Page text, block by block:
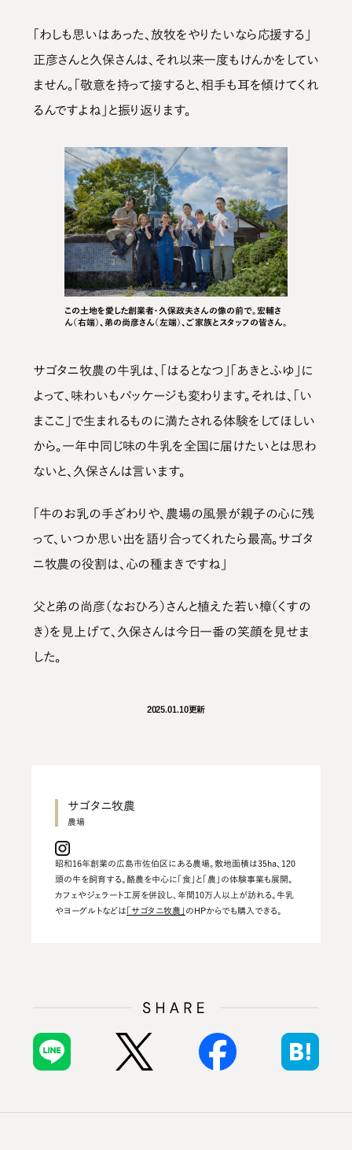
「わしも思いはあった、放牧をやりたいなら応援する」
正彦さんと久保さんは、それ以来一度もけんかをしてい
ません。「敬意を持って接すると、相手も耳を傾けてくれ
るんですよね」と振り返ります。
この土地を愛した創業者・久保政夫さんの像の前で。宏輔さ
ん（右端）、弟の尚彦さん（左端）、ご家族とスタッフの皆さん。
サゴタニ牧農の牛乳は、「はるとなつ」「あきとふゆ」に
よって、味わいもパッケージも変わります。それは、「い
まここ」で生まれるものに満たされる体験をしてほしい
から。一年中同じ味の牛乳を全国に届けたいとは思わ
ないと、久保さんは言います。
「牛のお乳の手ざわりや、農場の風景が親子の心に残
って、いつか思い出を語り合ってくれたら最高。サゴタ
ニ牧農の役割は、心の種まきですね」
父と弟の尚彦（なおひろ）さんと植えた若い樟（くすの
き）を見上げて、久保さんは今日一番の笑顔を見せま
した。
2025.01.10更新
サゴタニ牧農
昭和16年創業の広島市佐伯区にある農場。敷地面積は35ha、120
頭の牛を飼育する。酪農を中心に「食」と「農」の体験事業も展開。
カフェやジェラート工房を併設し、年間10万人以上が訪れる。牛乳
やヨーグルトなどは 「サゴタニ牧農」 のHPからでも購入できる。